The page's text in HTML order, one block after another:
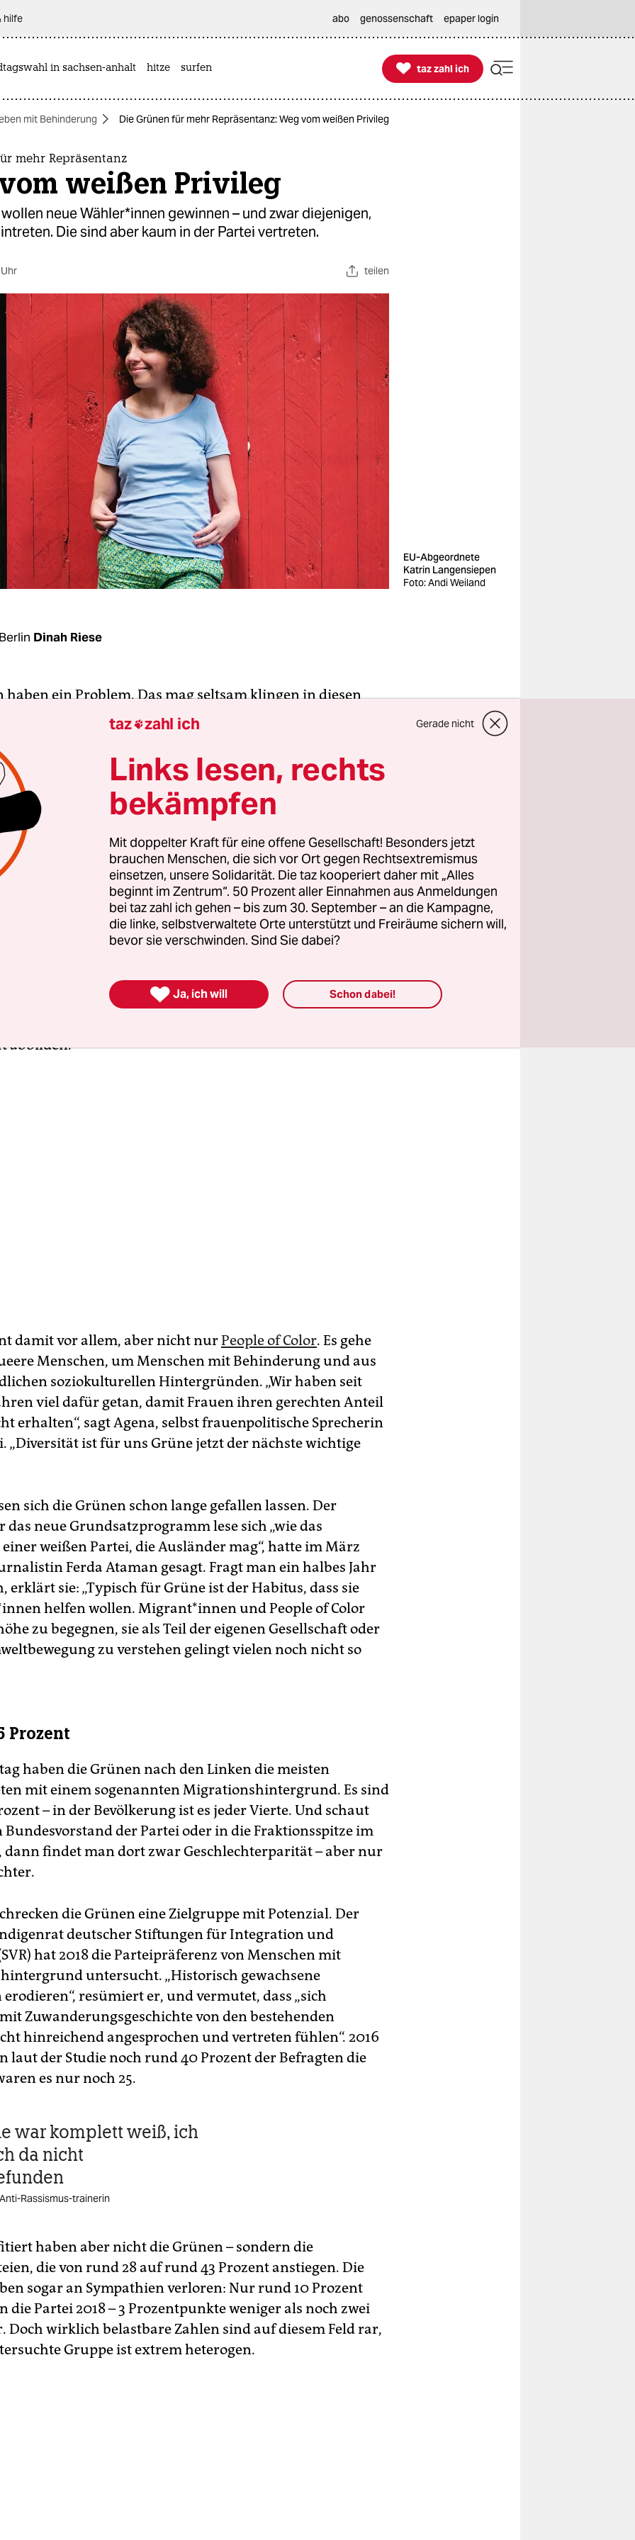
hilfe abo genossenschaft epaper login
in sachsen-anhalt hitze surfen 
taz zahl ich
taz zahl ich
mit Behinderung Die Grünen für mehr Repräsentanz: Weg vom weißen Privileg
mehr Repräsentanz
weißen Privileg
neue Wähler*innen gewinnen – und zwar diejenigen,
Die sind aber kaum in der Partei vertreten.
teilen
EU-Abgeordnete
Katrin Langensiepen
Foto: Andi Weiland
Dinah Riese
haben ein Problem. Das mag seltsam klingen in diesen
der Partei die Stimmen nur so zuzufliegen scheinen. Bei den
in Sachsen und Brandenburg
wie manch einer gehofft hatte – doch wird die Partei wohl in
zur Regierungsmacherin . In einer Zielgruppe aber
Menschen mit Rassismuserfahrung und
finden sich in der Partei nicht wieder. Den
der Ruf an, eine weiße, privilegierte Partei zu sein. An
will die Partei nun etwas ändern.
Ende August sitztGesine Agenaan einem Tisch
und erzählt von einem Beschluss des Bundesvorstands:
soll Vorschläge dafür erarbeiten, wie die Partei
Luft nach oben, und zwar auf allen Ebenen“, sagt die
Parteivorsitzende. „Wir wollen sowohl unter unseren
abbilden.“
damit vor allem, aber nicht nurPeople of Color. Es gehe
Menschen, um Menschen mit Behinderung und aus
soziokulturellen Hintergründen. „Wir haben seit
viel dafür getan, damit Frauen ihren gerechten Anteil
erhalten“, sagt Agena, selbst frauenpolitische Sprecherin
„Diversität ist für uns Grüne jetzt der nächste wichtige
sich die Grünen schon lange gefallen lassen. Der
neue Grundsatzprogramm lese sich „wie das
weißen Partei, die Ausländer mag“, hatte im März
Ferda Ataman gesagt. Fragt man ein halbes Jahr
erklärt sie: „Typisch für Grüne ist der Habitus, dass sie
helfen wollen. Migrant*innen und People of Color
zu begegnen, sie als Teil der eigenen Gesellschaft oder
zu verstehen gelingt vielen noch nicht so
Prozent
haben die Grünen nach den Linken die meisten
mit einem sogenannten Migrationshintergrund. Es sind
– in der Bevölkerung ist es jeder Vierte. Und schaut
Bundesvorstand der Partei oder in die Fraktionsspitze im
dann findet man dort zwar Geschlechterparität – aber nur
die Grünen eine Zielgruppe mit Potenzial. Der
deutscher Stiftungen für Integration und
hat 2018 die Parteipräferenz von Menschen mit
untersucht. „Historisch gewachsene
resümiert er, und vermutet, dass „sich
Zuwanderungsgeschichte von den bestehenden
hinreichend angesprochen und vertreten fühlen“. 2016
laut der Studie noch rund 40 Prozent der Befragten die
es nur noch 25.
war komplett weiß, ich
da nicht
Rassismus-trainerin
haben aber nicht die Grünen – sondern die
die von rund 28 auf rund 43 Prozent anstiegen. Die
sogar an Sympathien verloren: Nur rund 10 Prozent
die Partei 2018 – 3 Prozentpunkte weniger als noch zwei
Doch wirklich belastbare Zahlen sind auf diesem Feld rar,
Gruppe ist extrem heterogen.
taz zahl ich Gerade nicht
Links lesen, rechts
bekämpfen
Mit doppelter Kraft für eine offene Gesellschaft! Besonders jetzt
brauchen Menschen, die sich vor Ort gegen Rechtsextremismus
einsetzen, unsere Solidarität. Die taz kooperiert daher mit „Alles
beginnt im Zentrum“. 50 Prozent aller Einnahmen aus Anmeldungen
bei taz zahl ich gehen – bis zum 30. September – an die Kampagne,
die linke, selbstverwaltete Orte unterstützt und Freiräume sichern will,
bevor sie verschwinden. Sind Sie dabei?
 Ja, ich will Schon dabei!